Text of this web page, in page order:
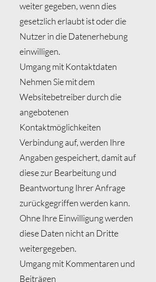
weiter gegeben, wenn dies
gesetzlich erlaubt ist oder die
Nutzer in die Datenerhebung
einwilligen.
Umgang mit Kontaktdaten
Nehmen Sie mit dem
Websitebetreiber durch die
angebotenen
Kontaktmöglichkeiten
Verbindung auf, werden Ihre
Angaben gespeichert, damit auf
diese zur Bearbeitung und
Beantwortung Ihrer Anfrage
zurückgegriffen werden kann.
Ohne Ihre Einwilligung werden
diese Daten nicht an Dritte
weitergegeben.
Umgang mit Kommentaren und
Beiträgen